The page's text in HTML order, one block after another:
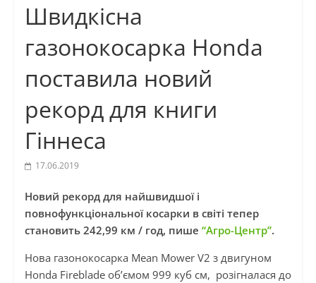
Швидкісна
газонокосарка Honda
поставила новий
рекорд для книги
Гіннеса
17.06.2019
Новий рекорд для найшвидшої і
повнофункціональної косарки в світі тепер
становить 242,99 км / год, пише “Агро-Центр”.
Нова газонокосарка Mean Mower V2 з двигуном
Honda Fireblade об’ємом 999 куб см, розігналася до